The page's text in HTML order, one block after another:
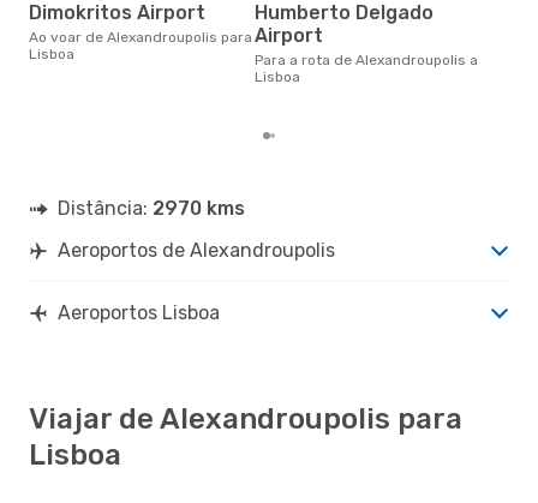
Dimokritos Airport
Ao voar de Alexandroupolis para
Lisboa
Humberto Delgado
Airport
Para a rota de Alexandroupolis a
Lisboa
Distância: 2970 kms
Aeroportos de Alexandroupolis
Aeroportos Lisboa
Viajar de Alexandroupolis para
Lisboa